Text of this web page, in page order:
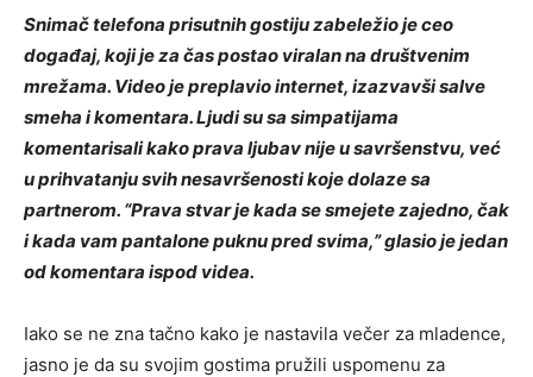
Snimač telefona prisutnih gostiju zabeležio je ceo
događaj, koji je za čas postao viralan na društvenim
mrežama. Video je preplavio internet, izazvavši salve
smeha i komentara. Ljudi su sa simpatijama
komentarisali kako prava ljubav nije u savršenstvu, već
u prihvatanju svih nesavršenosti koje dolaze sa
partnerom. “Prava stvar je kada se smejete zajedno, čak
i kada vam pantalone puknu pred svima,” glasio je jedan
od komentara ispod videa.
Iako se ne zna tačno kako je nastavila večer za mladence,
jasno je da su svojim gostima pružili uspomenu za